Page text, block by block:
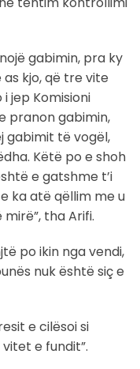
gabimin, pra ky
kjo, që tre vite
jep Komisioni
pranon gabimin,
gabimit të vogël,
Këtë po e shoh
e gatshme t’i
ka atë qëllim me u
tha Arifi.
po ikin nga vendi,
nuk është siç e
e cilësoi si
e fundit”.